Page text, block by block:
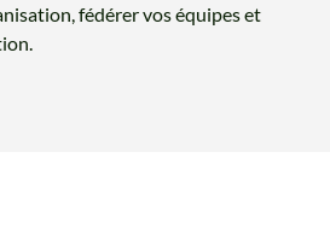
fédérer vos équipes et